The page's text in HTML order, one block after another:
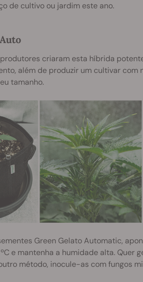
de cultivo ou jardim este ano.
criaram esta híbrida
além de produzir um cultivar
tamanho.
Green Gelato Automatic,
e mantenha a humidade alta.
método, inocule-as com fungos